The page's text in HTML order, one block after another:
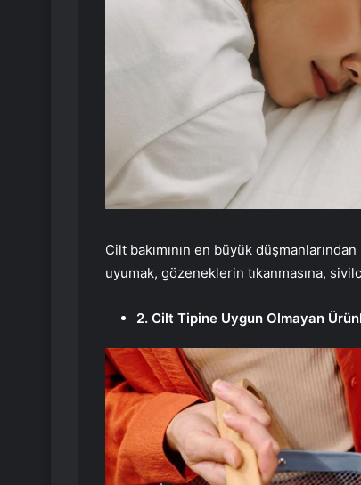
Cilt bakımının en büyük
uyumak, gözeneklerin tıkanmasına,
2. Cilt Tipine Uygun Olmayan